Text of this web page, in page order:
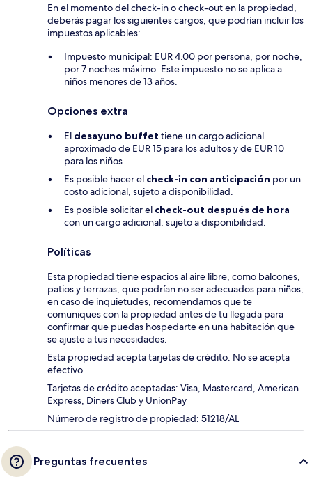
En el momento del check-in o check-out en la propiedad,
deberás pagar los siguientes cargos, que podrían incluir los
impuestos aplicables:
Impuesto municipal: EUR 4.00 por persona, por noche,
por 7 noches máximo. Este impuesto no se aplica a
niños menores de 13 años.
Opciones extra
El desayuno buffet tiene un cargo adicional
aproximado de EUR 15 para los adultos y de EUR 10
para los niños
Es posible hacer el check-in con anticipación por un
costo adicional, sujeto a disponibilidad.
Es posible solicitar el check-out después de hora
con un cargo adicional, sujeto a disponibilidad.
Políticas
Esta propiedad tiene espacios al aire libre, como balcones,
patios y terrazas, que podrían no ser adecuados para niños;
en caso de inquietudes, recomendamos que te
comuniques con la propiedad antes de tu llegada para
confirmar que puedas hospedarte en una habitación que
se ajuste a tus necesidades.
Esta propiedad acepta tarjetas de crédito. No se acepta
efectivo.
Tarjetas de crédito aceptadas: Visa, Mastercard, American
Express, Diners Club y UnionPay
Número de registro de propiedad: 51218/AL
Preguntas frecuentes